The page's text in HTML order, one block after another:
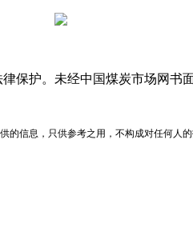
保护。未经中国煤炭市场网
信息，只供参考之用，不构成对任何